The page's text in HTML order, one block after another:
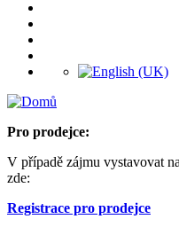
Pro prodejce:
V případě zájmu vystavovat
zde:
Registrace pro prodejce